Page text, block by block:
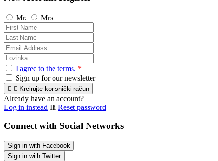
Mr. Mrs.
I agree to the terms. *
Sign up for our newsletter
  Kreirajte korisnički račun
Already have an account?
Log in instead Ili Reset password
Connect with Social Networks
Sign in with Facebook
Sign in with Twitter